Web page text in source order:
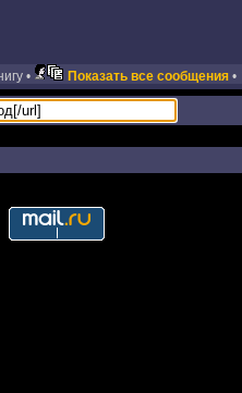
• Показать все сообщения•